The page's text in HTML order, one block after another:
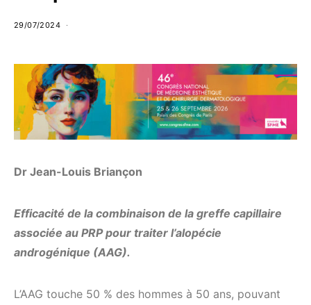
29/07/2024
Dr Jean-Louis Briançon
Efficacité de la combinaison de la greffe capillaire
associée au PRP pour traiter l’alopécie
androgénique (AAG).
L’AAG touche 50 % des hommes à 50 ans, pouvant